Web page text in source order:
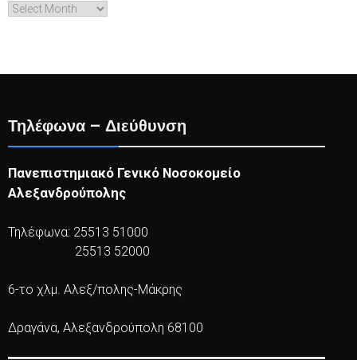
Archives
Τηλέφωνα – Διεύθυνση
Πανεπιστημιακό Γενικό Νοσοκομείο
Αλεξανδρούπολης
Τηλέφωνα: 25513 51000
25513 52000
6-το χλμ. Αλεξ/πολης-Μάκρης
Δραγάνα, Αλεξανδρούπολη 68100